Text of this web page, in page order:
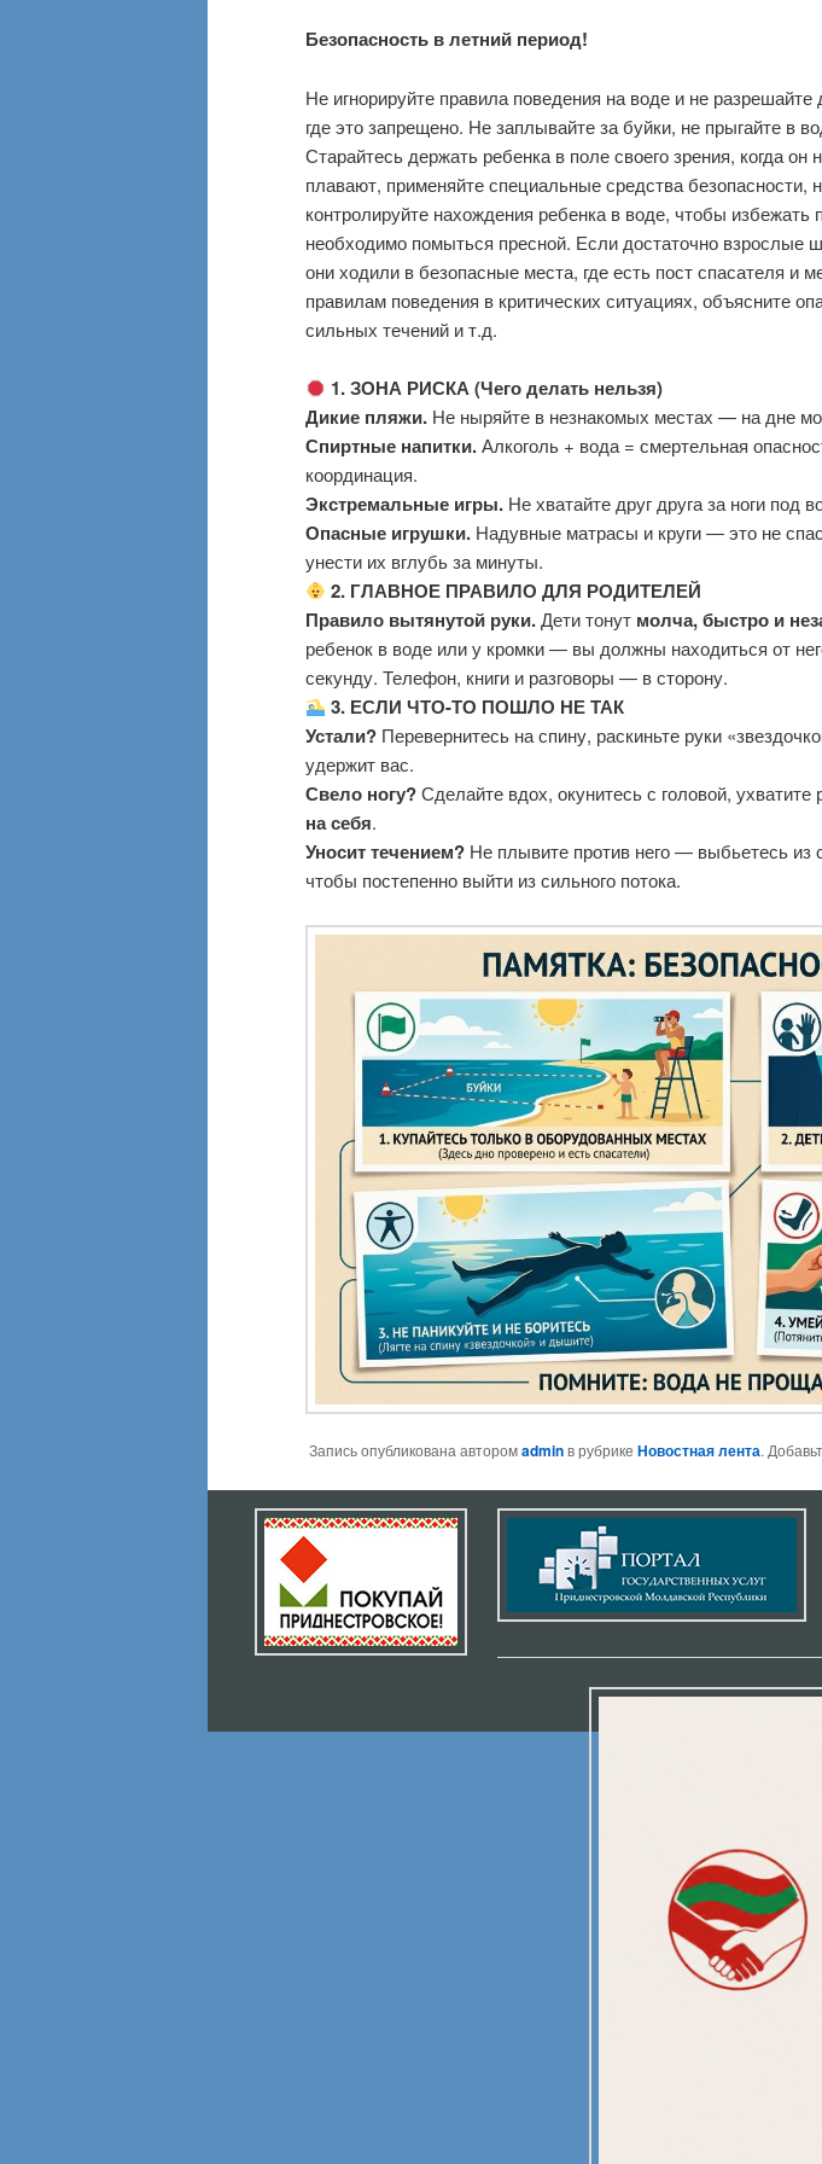
Безопасность в летний период!
Не игнорируйте правила поведения на воде и не
где это запрещено. Не заплывайте за буйки, не прыгайте в
Старайтесь держать ребенка в поле своего зрения, когда
плавают, применяйте специальные средства безопасности,
контролируйте нахождения ребенка в воде, чтобы
необходимо помыться пресной. Если достаточно взрослые
они ходили в безопасные места, где есть пост спасателя и
правилам поведения в критических ситуациях, объясните
сильных течений и т.д.
1. ЗОНА РИСКА (Чего делать нельзя)
Дикие пляжи.Не ныряйте в незнакомых местах — на дне
Спиртные напитки.Алкоголь + вода = смертельная
координация.
Экстремальные игры.Не хватайте друг друга за ноги под
Опасные игрушки.Надувные матрасы и круги — это не
унести их вглубь за минуты.
2. ГЛАВНОЕ ПРАВИЛО ДЛЯ РОДИТЕЛЕЙ
Правило вытянутой руки.Дети тонут молча, быстро и
ребенок в воде или у кромки — вы должны находиться от
секунду. Телефон, книги и разговоры — в сторону.
3. ЕСЛИ ЧТО-ТО ПОШЛО НЕ ТАК
Устали?Перевернитесь на спину, раскиньте руки
удержит вас.
Свело ногу?Сделайте вдох, окунитесь с головой,
на себя.
Уносит течением?Не плывите против него — выбьетесь из
чтобы постепенно выйти из сильного потока.
Запись опубликована авторомadminв рубрикеНовостная лента.